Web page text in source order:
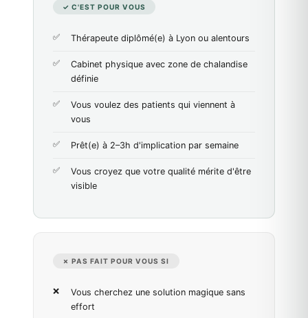
✓ C'EST POUR VOUS
Thérapeute diplômé(e) à Lyon ou alentours
Cabinet physique avec zone de chalandise
définie
Vous voulez des patients qui viennent à
vous
Prêt(e) à 2–3h d'implication par semaine
Vous croyez que votre qualité mérite d'être
visible
✗ PAS FAIT POUR VOUS SI
Vous cherchez une solution magique sans
effort